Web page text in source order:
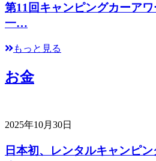
第11回キャンピングカーア
一…
もっと見る
お金
2025年10月30日
日本初、レンタルキャンピ